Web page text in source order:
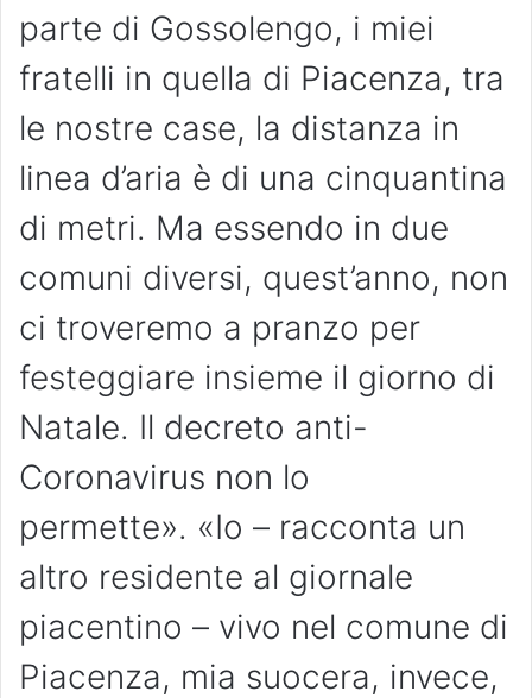
parte di Gossolengo, i miei
fratelli in quella di Piacenza, tra
le nostre case, la distanza in
linea d’aria è di una cinquantina
di metri. Ma essendo in due
comuni diversi, quest’anno, non
ci troveremo a pranzo per
festeggiare insieme il giorno di
Natale. Il decreto anti-
Coronavirus non lo
permette». «Io – racconta un
altro residente al giornale
piacentino – vivo nel comune di
Piacenza, mia suocera, invece,